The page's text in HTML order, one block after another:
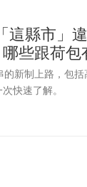
縣市」
些跟荷包
新制上路，包
快速了解。